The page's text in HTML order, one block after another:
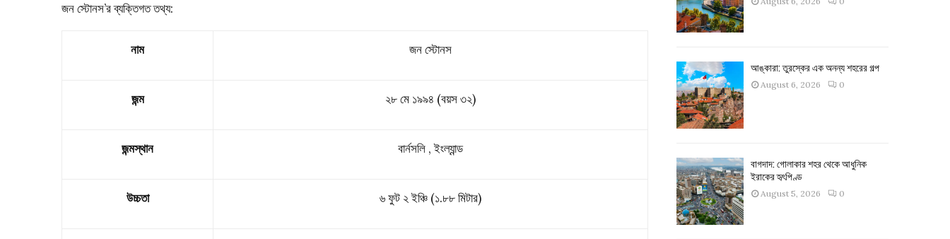
জন স্টোনস’র ব্যক্তিগত তথ্য:
নাম জন স্টোনস
জন্ম ২৮ মে ১৯৯৪ (বয়স ৩২)
জন্মস্থান বার্নসলি , ইংল্যান্ড
উচ্চতা ৬ ফুট ২ ইঞ্চি (১.৮৮ মিটার)
আঙ্কারা: তুরস্কের এক অনন্য শহরের গল্প
August 6, 2026 0
বাগদাদ: গোলাকার শহর থেকে আধুনিক
ইরাকের হৃৎপিণ্ড
August 5, 2026 0